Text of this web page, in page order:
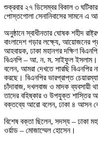
শুক্রবার ২৭ ডিসেম্বর বিকাল ৩
পোস্তগোলা সেনানিবাসের সামনে এ
অনুষ্ঠানে স্বাধীনতার ঘোষক শহীদ
বাংলাদেশ গড়ার লক্ষ্যে, আয়োজনের
আহবায়ক, ঢাকা মহানগর দক্ষিণ
বিএনপি – আ. ন. ম. সাইফুল ইসলাম।
বলেন, আমরা দেখতে পারছি বিএনপির
করছে। বিএনপির ভারপ্রাপ্ত
চাঁদাবাজ, দখলবাজ ও মাদক ব্যবসায়ী
তাদের বহিষ্কার ও উপযুক্ত শাস্তির
বক্তব্যে আরো বলেন, ঢাকা ৪ আসন
বিশেষ বক্তা ছিলেন, সদস্য – ঢাকা
ওর্য়াড – মোজাম্মেল হোসেন।